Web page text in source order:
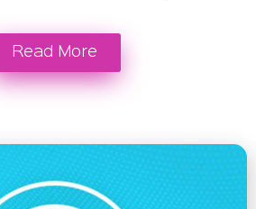
Read More